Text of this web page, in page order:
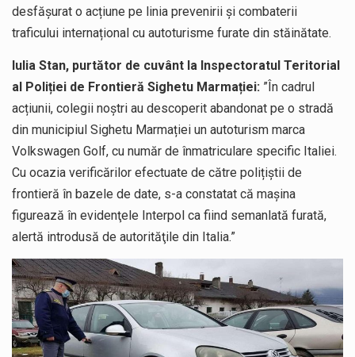
desfășurat o acțiune pe linia prevenirii și combaterii
traficului internațional cu autoturisme furate din stăinătate.
Iulia Stan, purtător de cuvânt la Inspectoratul Teritorial
al Poliției de Frontieră Sighetu Marmației: ”În cadrul
acțiunii, colegii noștri au descoperit abandonat pe o stradă
din municipiul Sighetu Marmației un autoturism marca
Volkswagen Golf, cu număr de înmatriculare specific Italiei.
Cu ocazia verificărilor efectuate de către polițiștii de
frontieră în bazele de date, s-a constatat că mașina
figurează în evidenţele Interpol ca fiind semanlată furată,
alertă introdusă de autorităţile din Italia.”